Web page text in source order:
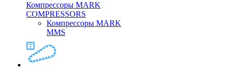
Компрессоры MARK
COMPRESSORS
Компрессоры MARK
MMS